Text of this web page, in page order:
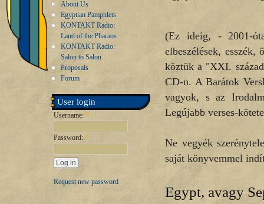
About Us
Egyptian Pamphlets
KONTAKT Radio:
Land of the Pharaos
KONTAKT Radio:
Salon to Salon
Proposals
Forum
User login
Username: *
Password: *
Request new password
(Ez ideig, - 2001-
elbeszélések,
köztük a "XXI.
CD-n. A Barátok
vagyok, s az
Legújabb verses-
Ne vegyék
saját könyvemmel
Egypt, avagy